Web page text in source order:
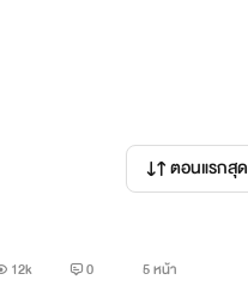
ตอนแรกสุด
12k 0 5 หน้า